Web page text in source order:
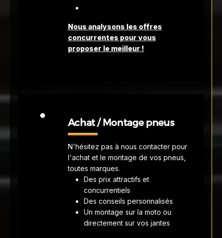
Nous analysons les offres
concurrentes pour vous
proposer le meilleur !
Achat / Montage pneus
N'hésitez pas à nous contacter pour
l'achat et le montage de vos pneus,
toutes marques.
Des prix attractifs et
concurrentiels
Des conseils personnalisés
Un montage sur la moto ou
directement sur vos jantes